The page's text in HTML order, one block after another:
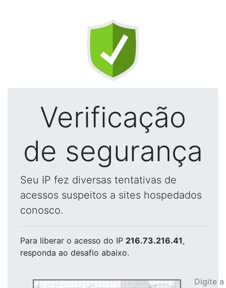
Verificação
de segurança
Seu IP fez diversas tentativas de
acessos suspeitos a sites hospedados
conosco.
Para liberar o acesso do IP 216.73.216.41,
responda ao desafio abaixo.
Digite